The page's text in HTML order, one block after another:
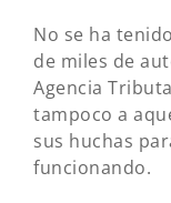
No se ha
de miles de
Agencia
tampoco a
sus huchas
funcionando.